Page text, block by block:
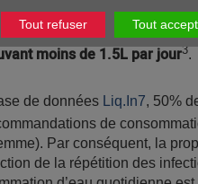
d’eau de 1.2L diminue la
des infections urinaires
moins de 1.5L par jour3.
de données Liq.In7, 50%
de
Par conséquent, la
de la répétition des
Tout refuser Tout